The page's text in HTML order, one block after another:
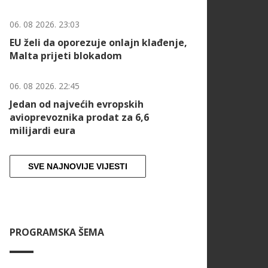
06. 08 2026. 23:03
EU želi da oporezuje onlajn klađenje,
Malta prijeti blokadom
06. 08 2026. 22:45
Jedan od najvećih evropskih
avioprevoznika prodat za 6,6
milijardi eura
SVE NAJNOVIJE VIJESTI
PROGRAMSKA ŠEMA